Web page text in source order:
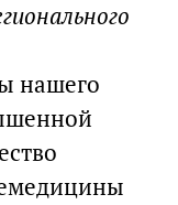
нашего